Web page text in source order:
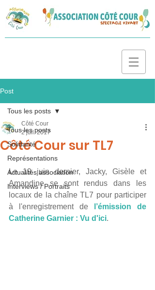
Post
Tous les posts
Solidarité
Représentations
Actualités association
Interviews / Portraits
Tous les posts
Côté Cour sur TL7
Côté Cour
2 juil. 2017
Le 19 juin dernier, Jacky, Gisèle et
Amandine se sont rendus dans les
locaux de la chaîne TL7 pour participer
à l'enregistrement de
l’émission de
Catherine Garnier : Vu d'ici.